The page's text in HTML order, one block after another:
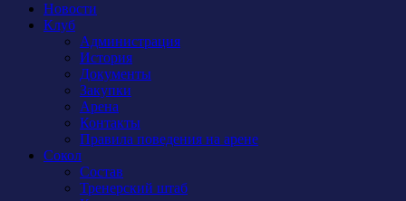
Новости
Клуб
Администрация
История
Документы
Закупки
Арена
Контакты
Правила поведения на арене
Сокол
Состав
Тренерский штаб